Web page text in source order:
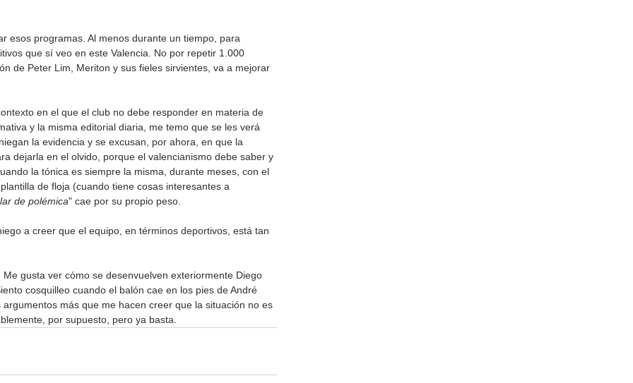
esos programas. Al menos durante un tiempo, para
que sí veo en este Valencia. No por repetir 1.000
de Peter Lim, Meriton y sus fieles sirvientes, va a mejorar
en el que el club no debe responder en materia de
y la misma editorial diaria, me temo que se les verá
la evidencia y se excusan, por ahora, en que la
dejarla en el olvido, porque el valencianismo debe saber y
la tónica es siempre la misma, durante meses, con el
de floja (cuando tiene cosas interesantes a
de polémica" cae por su propio peso.
a creer que el equipo, en términos deportivos, está tan
gusta ver cómo se desenvuelven exteriormente Diego
cosquilleo cuando el balón cae en los pies de André
más que me hacen creer que la situación no es
por supuesto, pero ya basta.